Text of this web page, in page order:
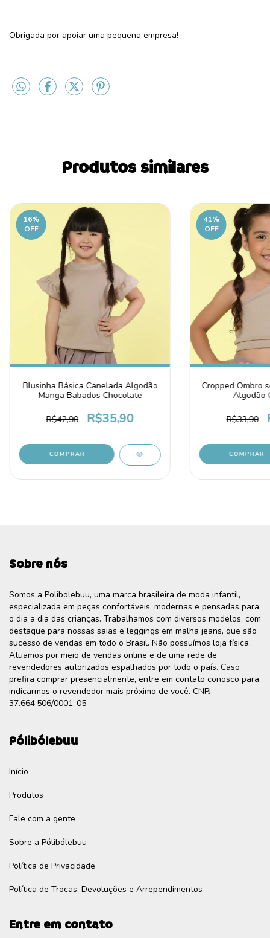
Obrigada por apoiar uma pequena empresa!
Produtos similares
16%
OFF
Blusinha Básica Canelada Algodão
Manga Babados Chocolate
R$42,90 R$35,90
COMPRAR
41%
OFF
Cropped Ombro
Algodão
R$33,90
COMPRAR
Sobre nós
Somos a Polibolebuu, uma marca brasileira de moda infantil,
especializada em peças confortáveis, modernas e pensadas para
o dia a dia das crianças. Trabalhamos com diversos modelos, com
destaque para nossas saias e leggings em malha jeans, que são
sucesso de vendas em todo o Brasil. Não possuímos loja física.
Atuamos por meio de vendas online e de uma rede de
revendedores autorizados espalhados por todo o país. Caso
prefira comprar presencialmente, entre em contato conosco para
indicarmos o revendedor mais próximo de você. CNPJ:
37.664.506/0001-05
Pólibólebuu
Início
Produtos
Fale com a gente
Sobre a Pólibólebuu
Política de Privacidade
Política de Trocas, Devoluções e Arrependimentos
Entre em contato